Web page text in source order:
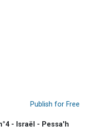
Publish for Free
- Israël - Pessa'h